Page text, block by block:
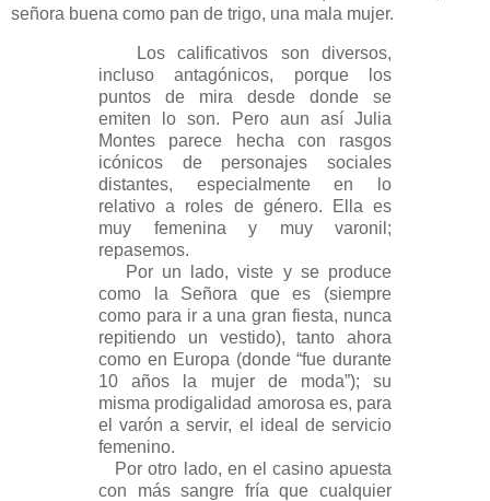
señora buena como pan de trigo, una mala mujer.
Los calificativos son diversos,
incluso antagónicos, porque los
puntos de mira desde donde se
emiten lo son. Pero aun así Julia
Montes parece hecha con rasgos
icónicos de personajes sociales
distantes, especialmente en lo
relativo a roles de género. Ella es
muy femenina y muy varonil;
repasemos.
Por un lado, viste y se produce
como la Señora que es (siempre
como para ir a una gran fiesta, nunca
repitiendo un vestido), tanto ahora
como en Europa (donde “fue durante
10 años la mujer de moda”); su
misma prodigalidad amorosa es, para
el varón a servir, el ideal de servicio
femenino.
Por otro lado, en el casino apuesta
con más sangre fría que cualquier